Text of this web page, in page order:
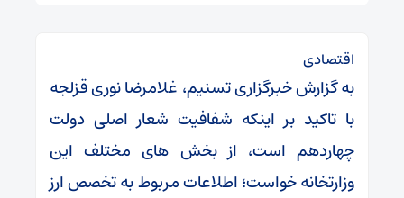
اقتصادی
به گزارش خبرگزاری تسنیم، غلامرضا نوری قزلجه
با تاکید بر اینکه شفافیت شعار اصلی دولت
چهاردهم است، از بخش های مختلف این
وزارتخانه خواست؛ اطلاعات مربوط به تخصص ارز